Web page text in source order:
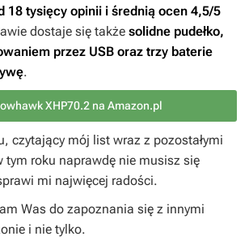
18 tysięcy opinii i średnią ocen 4,5/5
dostaje się także solidne pudełko,
przez USB oraz trzy baterie
.
XHP70.2 na Amazon.pl
czytający mój list wraz z pozostałymi
tym roku naprawdę nie musisz się
mi najwięcej radości.
Was do zapoznania się z innymi
i nie tylko.